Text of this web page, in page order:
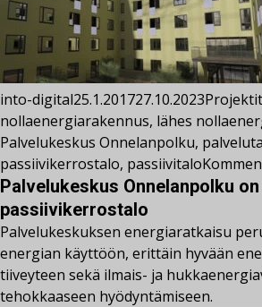
into-digital25.1.201727.10.2023Projektit
nollaenergiarakennus, lähes
Palvelukeskus Onnelanpolku,
passiivikerrostalo, passiivitalo
Palvelukeskus Onnelanpolku
passiivikerrostalo
Palvelukeskuksen energiaratkaisu
energian käyttöön, erittäin hyvään
tiiveyteen sekä ilmais- ja
tehokkaaseen hyödyntämiseen.